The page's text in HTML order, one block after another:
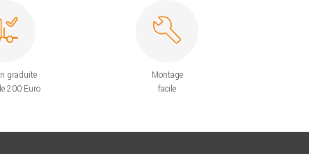
graduite
200 Euro
Montage
facile